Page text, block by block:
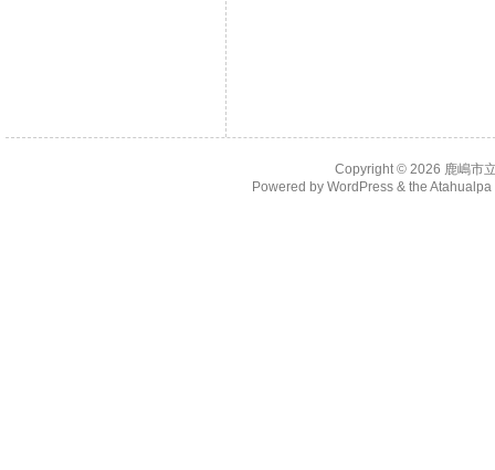
Copyright © 2026 鹿嶋市
Powered by WordPress& the Atahualpa